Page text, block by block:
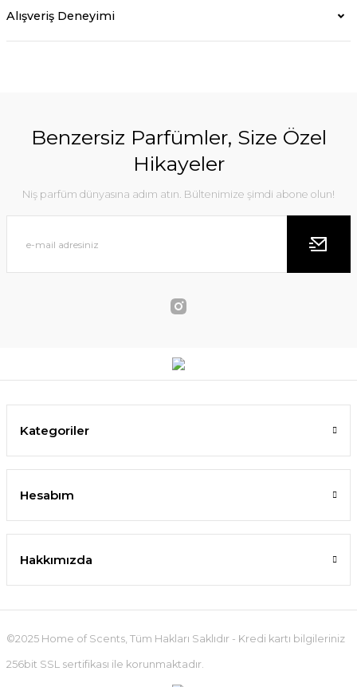
Alışveriş Deneyimi
Benzersiz Parfümler, Size Özel
Hikayeler
Niş parfüm dünyasına adım atın. Bültenimize şimdi abone olun!
Kategoriler
Hesabım
Hakkımızda
©2025 Home of Scents, Tüm Hakları Saklıdır - Kredi kartı bilgileriniz
256bit SSL sertifikası ile korunmaktadır.